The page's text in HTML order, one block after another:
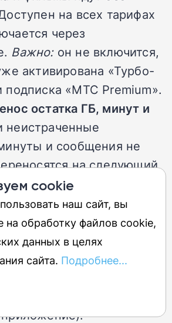
на всех тарифах
через
Важно:он не включится,
активирована «Турбо-
подписка «МТС Premium».
остатка ГБ, минут и
неистраченные
и сообщения не
на следующий
перенесенные остатки
в первую очередь. Долго
выйдет — они действуют
Этот кубик
тарифах «МТС Проще»,
других (включается
cookie
наш сайт, вы
на обработку файлов cookie,
данных в целях
сайта. Подробнее...